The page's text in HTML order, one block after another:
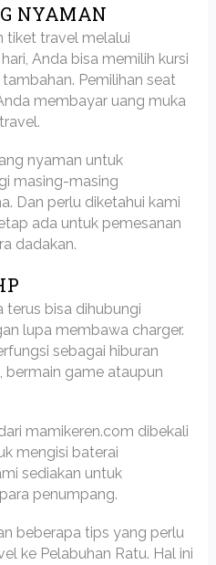
NYAMAN
tiket travel melalui
Anda bisa memilih kursi
Pemilihan seat
membayar uang muka
nyaman untuk
masing-masing
Dan perlu diketahui kami
ada untuk pemesanan
dadakan.
terus bisa dihubungi
lupa membawa charger.
sebagai hiburan
bermain game ataupun
mamikeren.com dibekali
mengisi baterai
sediakan untuk
penumpang.
beberapa tips yang perlu
ke Pelabuhan Ratu. Hal ini